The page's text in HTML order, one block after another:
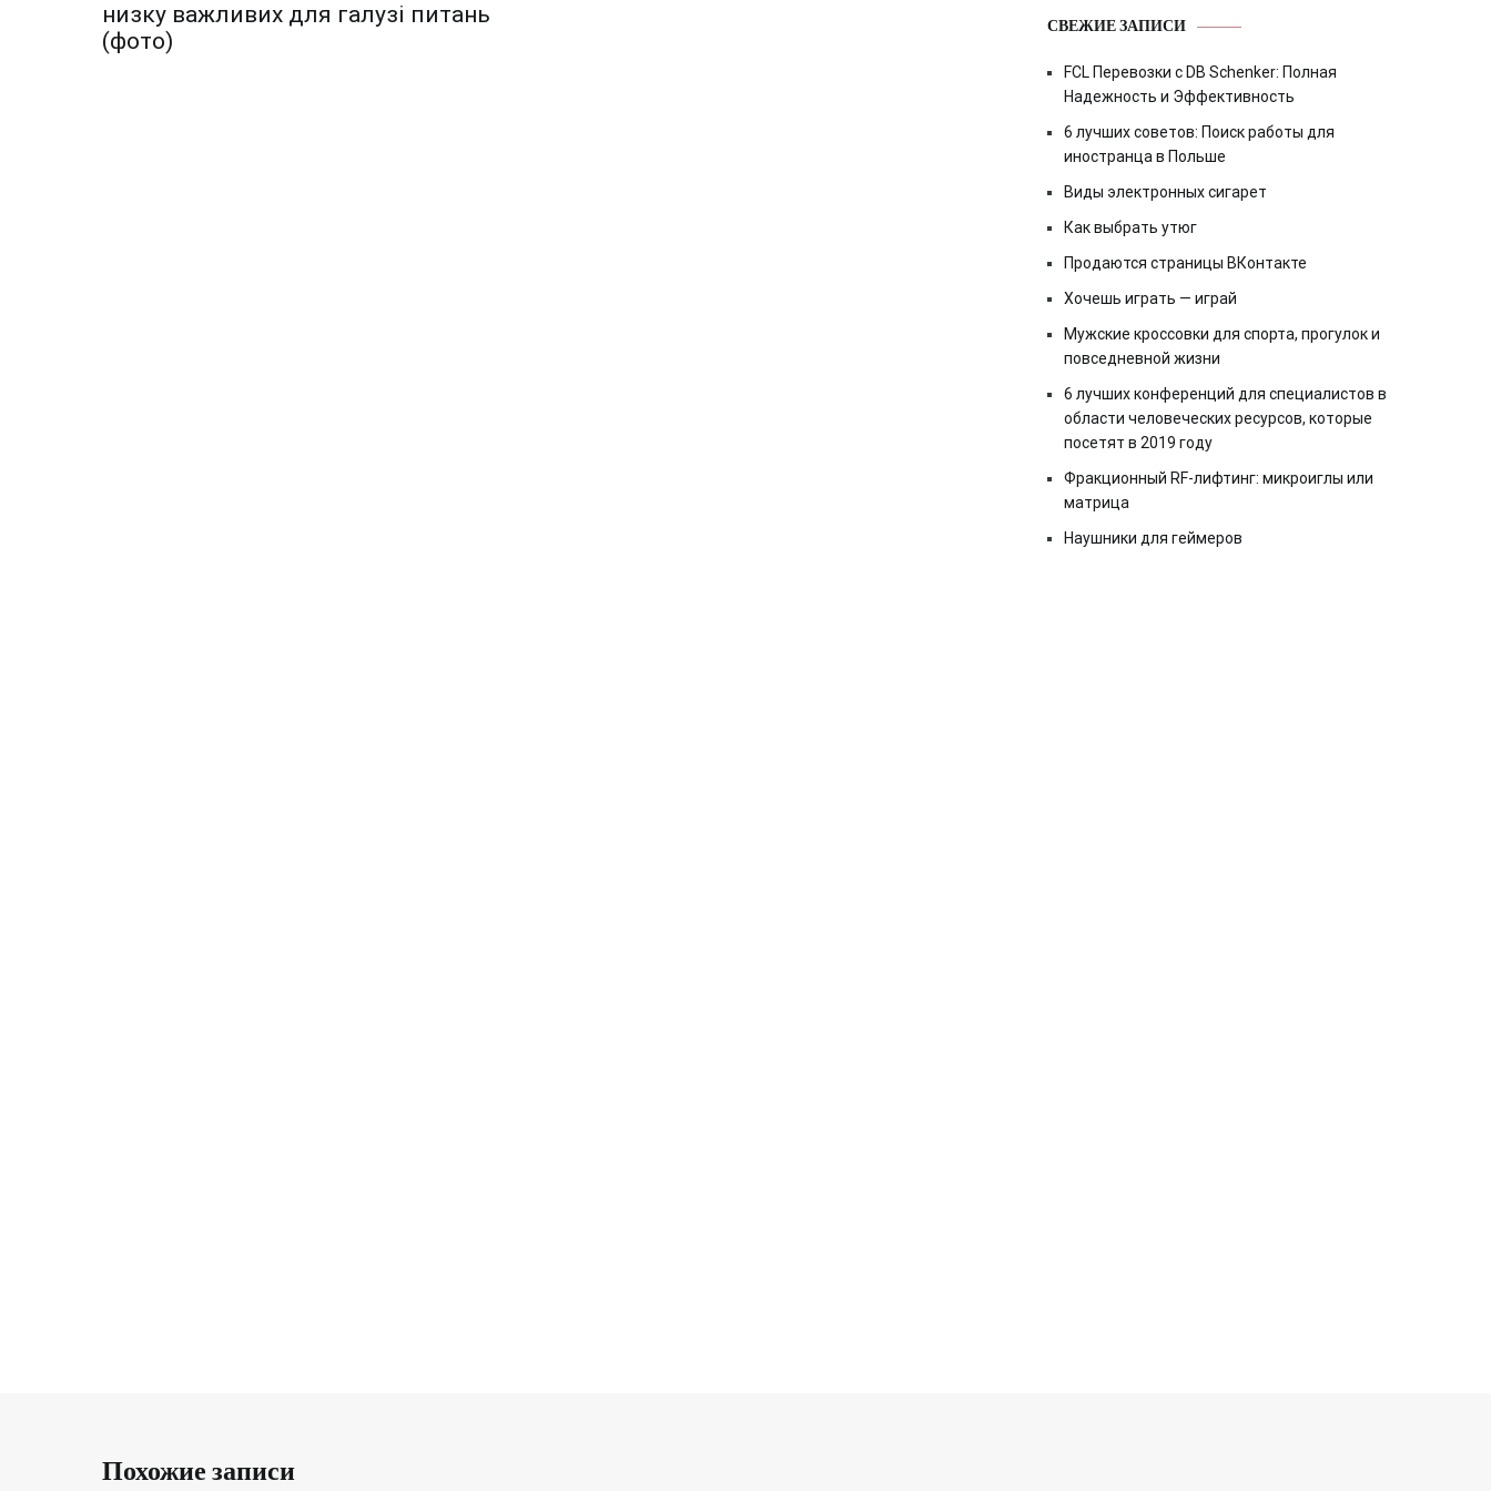
записям
низку важливих для галузі питань
(фото)
СВЕЖИЕ ЗАПИСИ
FCL Перевозки с DB Schenker: Полная
Надежность и Эффективность
6 лучших советов: Поиск работы для
иностранца в Польше
Виды электронных сигарет
Как выбрать утюг
Продаются страницы ВКонтакте
Хочешь играть — играй
Мужские кроссовки для спорта, прогулок и
повседневной жизни
6 лучших конференций для специалистов в
области человеческих ресурсов, которые
посетят в 2019 году
Фракционный RF-лифтинг: микроиглы или
матрица
Наушники для геймеров
Похожие записи